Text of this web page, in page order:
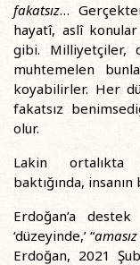
fakatsız…
hayatî, aslî konular
gibi. Milliyetçiler,
muhtemelen
koyabilirler. Her
fakatsız
olur.
Lakin ortalıkta
baktığında,
Erdoğan’a
‘düzeyinde,’ “
Erdoğan, 2021